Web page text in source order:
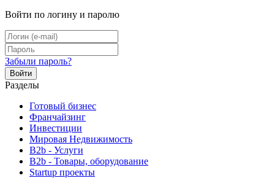
Войти по логину и паролю
Забыли пароль?
Войти
Разделы
Готовый бизнес
Франчайзинг
Инвестиции
Мировая Недвижимость
B2b - Услуги
B2b - Товары, оборудование
Startup проекты